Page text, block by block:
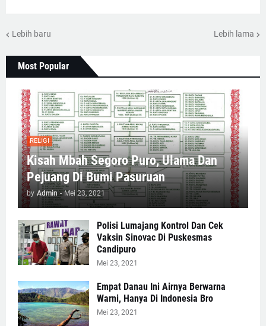
Lebih baru Lebih lama
Most Popular
RELIGI
Kisah Mbah Segoro Puro, Ulama Dan
Pejuang Di Bumi Pasuruan
by Admin - Mei 23, 2021
Polisi Lumajang Kontrol Dan Cek
Vaksin Sinovac Di Puskesmas
Candipuro
Mei 23, 2021
Empat Danau Ini Airnya Berwarna
Warni, Hanya Di Indonesia Bro
Mei 23, 2021